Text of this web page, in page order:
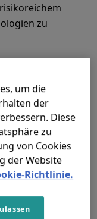
zu
den
bei
stabilen
und einer
um die
der
Diese
zu
von Cookies
der Website
Richtlinie.